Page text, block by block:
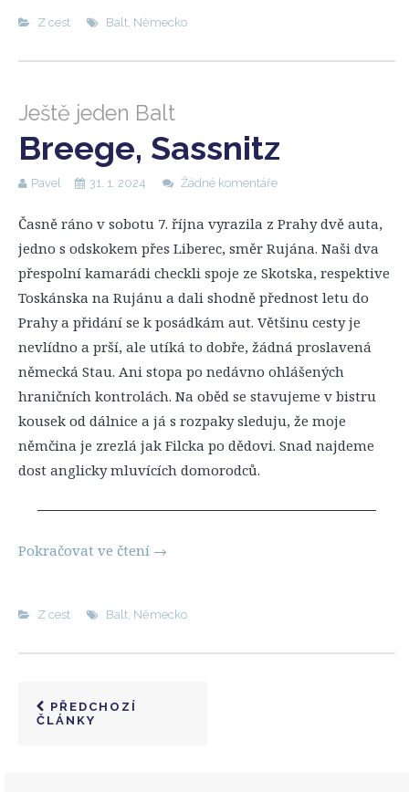
Z cest Balt, Německo
Ještě jeden Balt
Breege, Sassnitz
Pavel 31. 1. 2024 Žádné komentáře
Časně ráno v sobotu 7. října vyrazila z Prahy dvě auta,
jedno s odskokem přes Liberec, směr Rujána. Naši dva
přespolní kamarádi checkli spoje ze Skotska, respektive
Toskánska na Rujánu a dali shodně přednost letu do
Prahy a přidání se k posádkám aut. Většinu cesty je
nevlídno a prší, ale utíká to dobře, žádná proslavená
německá Stau. Ani stopa po nedávno ohlášených
hraničních kontrolách. Na oběd se stavujeme v bistru
kousek od dálnice a já s rozpaky sleduju, že moje
němčina je zrezlá jak Filcka po dědovi. Snad najdeme
dost anglicky mluvících domorodců.
Pokračovat ve čtení →
Z cest Balt, Německo
PŘEDCHOZÍ
ČLÁNKY